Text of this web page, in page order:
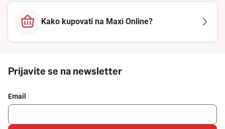
Kako kupovati na Maxi Online?
Prijavite se na newsletter
Email